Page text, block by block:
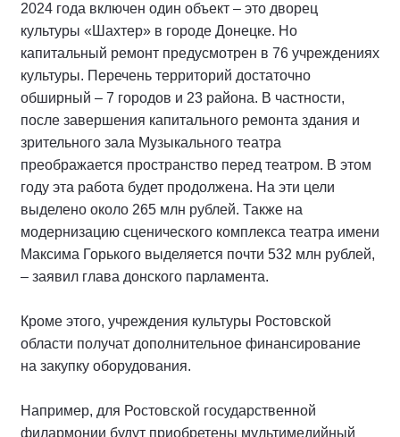
2024 года включен один объект – это дворец
культуры «Шахтер» в городе Донецке. Но
капитальный ремонт предусмотрен в 76 учреждениях
культуры. Перечень территорий достаточно
обширный – 7 городов и 23 района. В частности,
после завершения капитального ремонта здания и
зрительного зала Музыкального театра
преображается пространство перед театром. В этом
году эта работа будет продолжена. На эти цели
выделено около 265 млн рублей. Также на
модернизацию сценического комплекса театра имени
Максима Горького выделяется почти 532 млн рублей,
– заявил глава донского парламента.
Кроме этого, учреждения культуры Ростовской
области получат дополнительное финансирование
на закупку оборудования.
Например, для Ростовской государственной
филармонии будут приобретены мультимедийный